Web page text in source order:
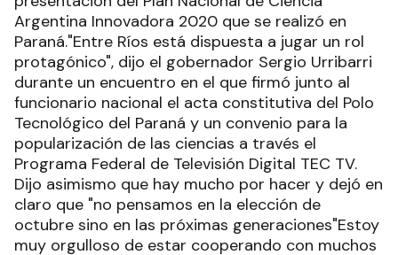
Argentina Innovadora 2020 que se realizó en
Paraná."Entre Ríos está dispuesta a jugar un rol
protagónico", dijo el gobernador Sergio Urribarri
durante un encuentro en el que firmó junto al
funcionario nacional el acta constitutiva del Polo
Tecnológico del Paraná y un convenio para la
popularización de las ciencias a través el
Programa Federal de Televisión Digital TEC TV.
Dijo asimismo que hay mucho por hacer y dejó en
claro que "no pensamos en la elección de
octubre sino en las próximas generaciones"Estoy
muy orgulloso de estar cooperando con muchos